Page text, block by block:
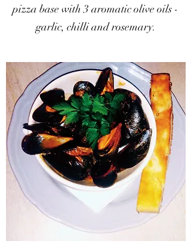
pizza base with 3 aromatic olive oils -
garlic, chilli and rosemary.